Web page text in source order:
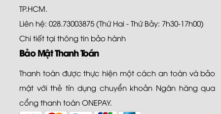
TP.HCM.
Liên hệ: 028.73003875 (Thứ Hai - Thứ Bảy: 7h30-17h00)
Chi tiết tại thông tin bảo hành
Bảo Mật Thanh Toán
Thanh toán được thực hiện một cách an toàn và bảo
mật với thẻ tín dụng chuyển khoản Ngân hàng qua
cổng thanh toán ONEPAY.